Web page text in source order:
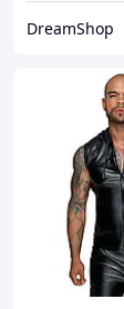
DreamShop